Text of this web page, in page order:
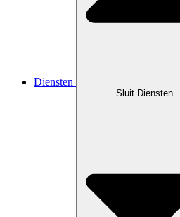
Diensten
Sluit Diensten